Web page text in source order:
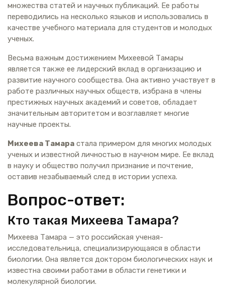
множества статей и научных публикаций. Ее работы
переводились на несколько языков и использовались в
качестве учебного материала для студентов и молодых
ученых.
Весьма важным достижением Михеевой Тамары
является также ее лидерский вклад в организацию и
развитие научного сообщества. Она активно участвует в
работе различных научных обществ, избрана в члены
престижных научных академий и советов, обладает
значительным авторитетом и возглавляет многие
научные проекты.
Михеева Тамара стала примером для многих молодых
ученых и известной личностью в научном мире. Ее вклад
в науку и общество получил признание и почтение,
оставив незабываемый след в истории успеха.
Вопрос-ответ:
Кто такая Михеева Тамара?
Михеева Тамара — это российская ученая-
исследовательница, специализирующаяся в области
биологии. Она является доктором биологических наук и
известна своими работами в области генетики и
молекулярной биологии.